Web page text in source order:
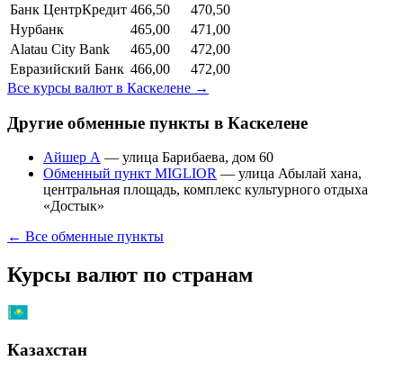
Банк ЦентрКредит 466,50
470,50
Нурбанк
465,00
471,00
Alatau City Bank
465,00
472,00
Евразийский Банк 466,00
472,00
Все курсы валют в Каскелене →
Другие обменные пункты в Каскелене
Айшер А — улица Барибаева, дом 60
Обменный пункт MIGLIOR — улица Абылай хана,
центральная площадь, комплекс культурного отдыха
«Достык»
← Все обменные пункты
Курсы валют по странам
Казахстан